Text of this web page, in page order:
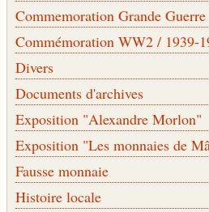
Commemoration Grande Guerre
Commémoration WW2 / 1939-
Divers
Documents d'archives
Exposition "Alexandre Morlon"
Exposition "Les monnaies de
Fausse monnaie
Histoire locale